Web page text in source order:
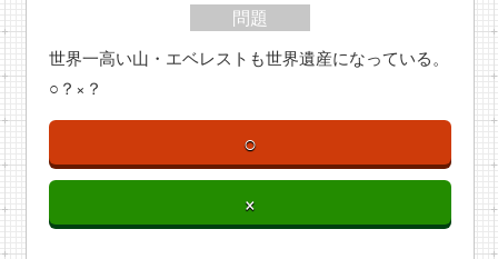
問題
世界一高い山・エベレストも世界遺産になっている。
○？×？
○
×